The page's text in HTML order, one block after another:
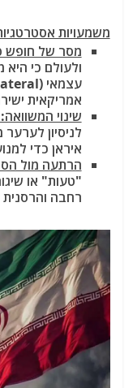
משמעויות
מסר של חופש
ולעולם כי היא
אמריקאית
שינוי המשוואה:
לניסיון
איראן כדי
הרתעה מול
"טעות" או
רחבה